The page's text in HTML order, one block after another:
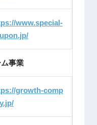
www.special-
事業
growth-comp